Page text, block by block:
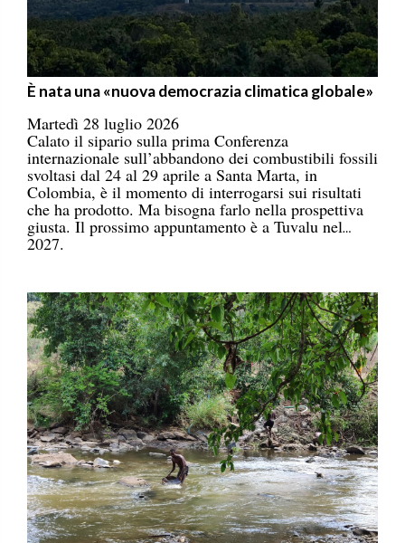
È nata una «nuova democrazia climatica globale»
Martedì 28 luglio 2026
Calato il sipario sulla prima Conferenza
internazionale sull’abbandono dei combustibili fossili
svoltasi dal 24 al 29 aprile a Santa Marta, in
Colombia, è il momento di interrogarsi sui risultati
che ha prodotto. Ma bisogna farlo nella prospettiva
giusta. Il prossimo appuntamento è a Tuvalu nel
2027.